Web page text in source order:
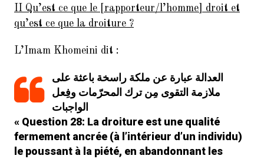
II Qu’est ce que le [rapporteur/l’homme] droit et
qu’est ce que la droiture ?
L’Imam Khomeini dit :
العدالة عبارة عن ملكة راسخة باعثة على
ملازمة التقوى مِن ترك المحرّمات وفِعل
الواجبات
« Question 28: La droiture est une qualité
fermement ancrée (à l’intérieur d’un individu)
le poussant à la piété, en abandonnant les